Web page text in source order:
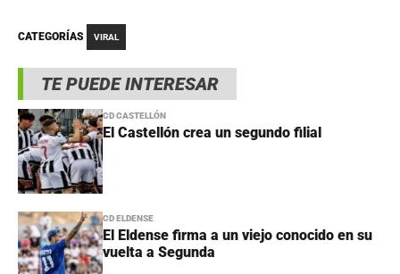
TE PUEDE INTERESAR
CD CASTELLÓN
El Castellón crea un segundo filial
CD ELDENSE
El Eldense firma a un viejo conocido en su
vuelta a Segunda
CATEGORÍAS VIRAL